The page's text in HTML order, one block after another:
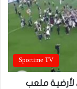
Sportime TV
لأرضية ملعب